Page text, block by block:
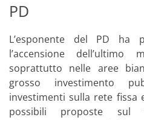
PD
L’esponente del PD ha
l’accensione
soprattutto nelle aree
grosso investimento
investimenti sulla rete fissa
possibili proposte sul